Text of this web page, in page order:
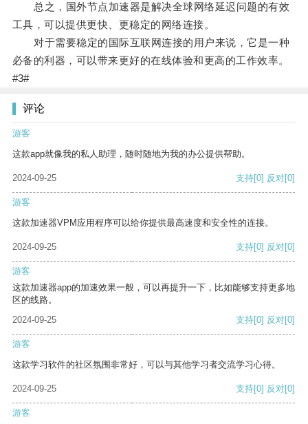
总之，国外节点加速器是解决全球网络延迟问题的有效
工具，可以提供更快、更稳定的网络连接。
对于需要稳定的国际互联网连接的用户来说，它是一种
必备的利器，可以带来更好的在线体验和更高的工作效率。
#3#
评论
游客
这款app就像我的私人助理，随时随地为我的办公提供帮助。
2024-09-25 支持[0] 反对[0]
游客
这款加速器VPM应用程序可以给你提供最高速度和安全性的连接。
2024-09-25 支持[0] 反对[0]
游客
这款加速器app的加速效果一般，可以再提升一下，比如能够支持更多地
区的线路。
2024-09-25
支持[0] 反对[0]
游客
这款学习软件的社区氛围非常好，可以与其他学习者交流学习心得。
2024-09-25 支持[0] 反对[0]
游客